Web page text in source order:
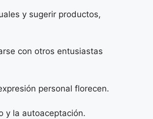
y sugerir productos,
con otros entusiastas
personal florecen.
y la autoaceptación.